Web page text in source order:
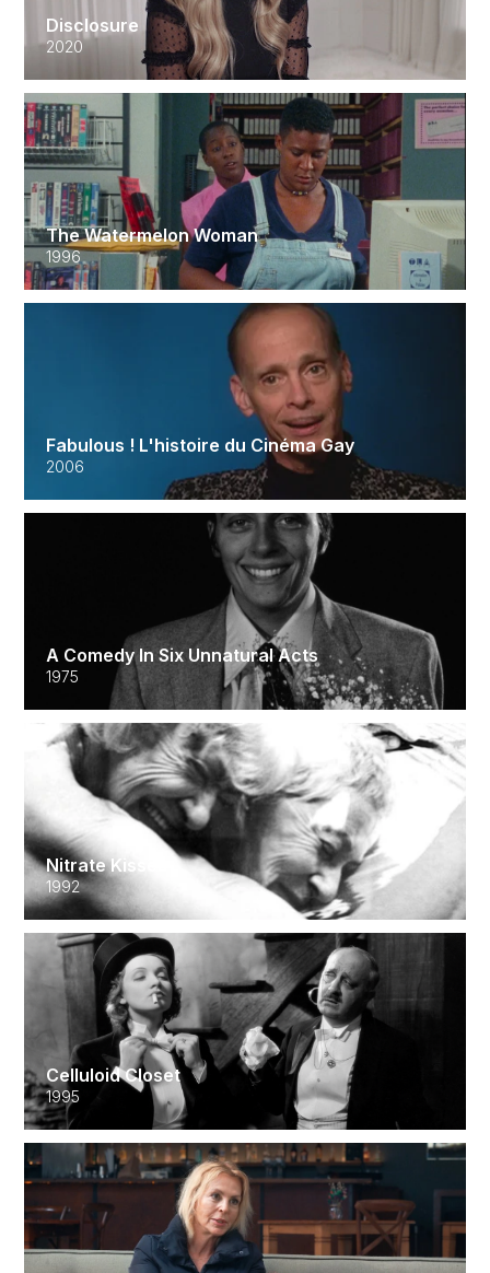
Disclosure
2020
The Watermelon Woman
1996
Fabulous ! L'histoire du Cinéma Gay
2006
A Comedy In Six Unnatural Acts
1975
Nitrate Kisses
1992
Celluloid Closet
1995